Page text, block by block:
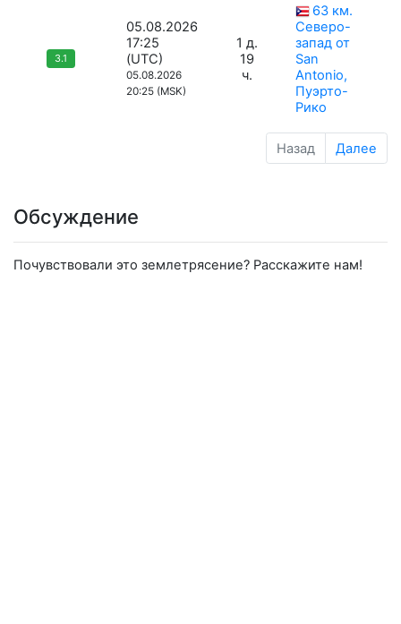
3.1
05.08.2026
17:25
(UTC)
05.08.2026
20:25 (MSK)
1 д.
19
ч.
63 км.
Северо-
запад от
San
Antonio,
Пуэрто-
Рико
Назад Далее
Обсуждение
Почувствовали это землетрясение? Расскажите нам!